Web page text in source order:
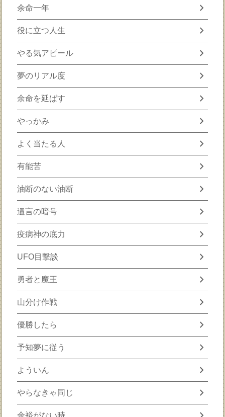
余命一年 chevron_right
役に立つ人生 chevron_right
やる気アピール chevron_right
夢のリアル度 chevron_right
余命を延ばす chevron_right
やっかみ chevron_right
よく当たる人 chevron_right
有能苦 chevron_right
油断のない油断 chevron_right
遺言の暗号 chevron_right
疫病神の底力 chevron_right
UFO目撃談 chevron_right
勇者と魔王 chevron_right
山分け作戦 chevron_right
優勝したら chevron_right
予知夢に従う chevron_right
よういん chevron_right
やらなきゃ同じ chevron_right
余裕がない時